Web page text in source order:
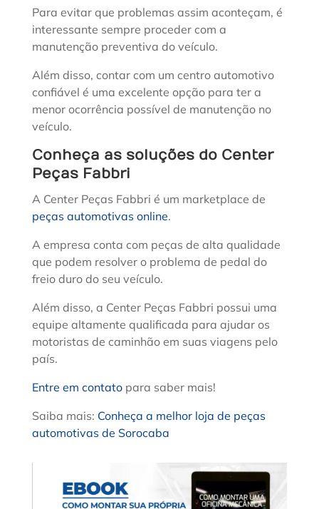
Para evitar que problemas assim aconteçam, é
interessante sempre proceder com a
manutenção preventiva do veículo.
Além disso, contar com um centro automotivo
confiável é uma excelente opção para ter a
menor ocorrência possível de manutenção no
veículo.
Conheça as soluções do Center
Peças Fabbri
A Center Peças Fabbri é um marketplace de
peças automotivas online.
A empresa conta com peças de alta qualidade
que podem resolver o problema de pedal do
freio duro do seu veículo.
Além disso, a Center Peças Fabbri possui uma
equipe altamente qualificada para ajudar os
motoristas de caminhão em suas viagens pelo
país.
Entre em contatopara saber mais!
Saiba mais: Conheça a melhor loja de peças
automotivas de Sorocaba